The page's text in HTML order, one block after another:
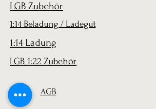
LGB Zubehör
1:14 Beladung / Ladegut
1:14 Ladung
LGB 1:22 Zubehör
AGB